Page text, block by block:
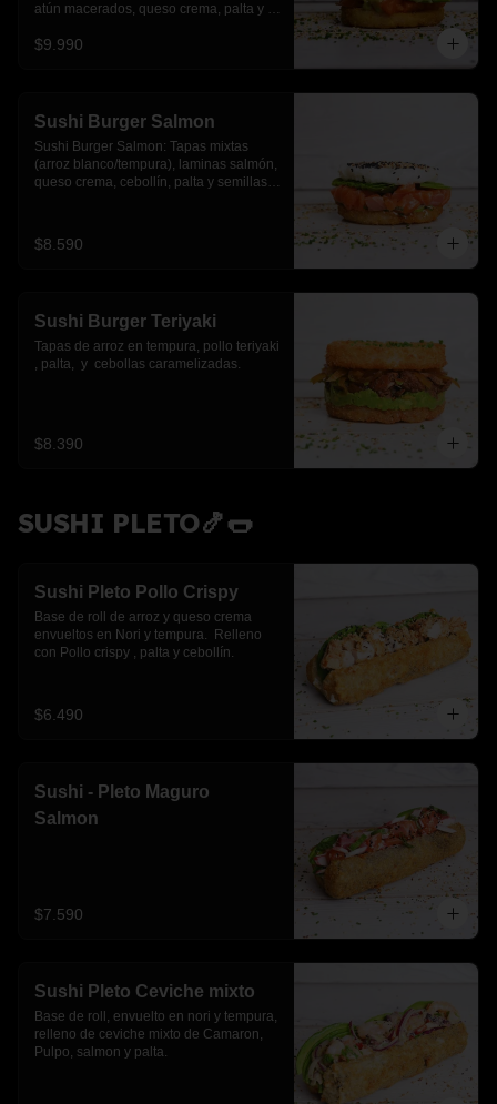
atún macerados, queso crema, palta y
$9.990
Sushi Burger Salmon
Sushi Burger Salmon: Tapas mixtas
(arroz blanco/tempura), laminas salmón,
queso crema, cebollín, palta y semillas
$8.590
Sushi Burger Teriyaki
Tapas de arroz en tempura, pollo teriyaki
, palta,  y  cebollas caramelizadas.
$8.390
SUSHI PLETO🍤🌭
Sushi Pleto Pollo Crispy
Base de roll de arroz y queso crema
envueltos en Nori y tempura.  Relleno
con Pollo crispy , palta y cebollín.
$6.490
Sushi - Pleto Maguro
Salmon
$7.590
Sushi Pleto Ceviche mixto
Base de roll, envuelto en nori y tempura,
relleno de ceviche mixto de Camaron,
Pulpo, salmon y palta.